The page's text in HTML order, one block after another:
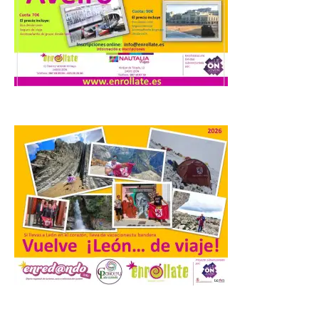
Miradores naturales,
pueblos con alma y
paisajes de leyenda
convierten la Comarca de
Liébana en uno de los
destinos más bonitos para disfrutar de
León a la cabeza de la lista
del nuevo ranking de
Billionhands que revela
los diez destinos y locales
preferidos por los
consumidores para
tomarse una caña este
verano.